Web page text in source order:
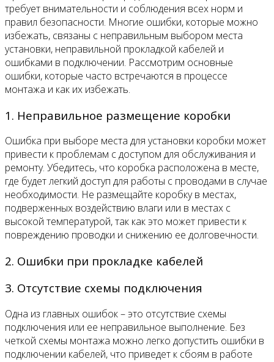
требует внимательности и соблюдения всех норм и
правил безопасности. Многие ошибки, которые можно
избежать, связаны с неправильным выбором места
установки, неправильной прокладкой кабелей и
ошибками в подключении. Рассмотрим основные
ошибки, которые часто встречаются в процессе
монтажа и как их избежать.
1. Неправильное размещение коробки
Ошибка при выборе места для установки коробки может
привести к проблемам с доступом для обслуживания и
ремонту. Убедитесь, что коробка расположена в месте,
где будет легкий доступ для работы с проводами в случае
необходимости. Не размещайте коробку в местах,
подверженных воздействию влаги или в местах с
высокой температурой, так как это может привести к
повреждению проводки и снижению ее долговечности.
2. Ошибки при прокладке кабелей
3. Отсутствие схемы подключения
Одна из главных ошибок – это отсутствие схемы
подключения или ее неправильное выполнение. Без
четкой схемы монтажа можно легко допустить ошибки в
подключении кабелей, что приведет к сбоям в работе